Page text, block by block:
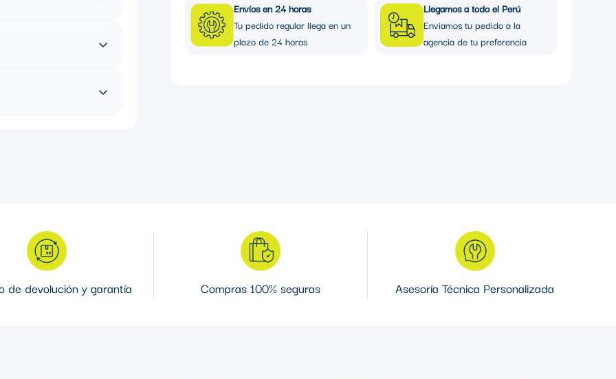
Envíos en 24 horas
Tu pedido regular llega en un
plazo de 24 horas
Llegamos a todo el Perú
Enviamos tu pedido a la
agencia de tu preferencia
de devolución y garantía Compras 100% seguras Asesoría Técnica Personalizada